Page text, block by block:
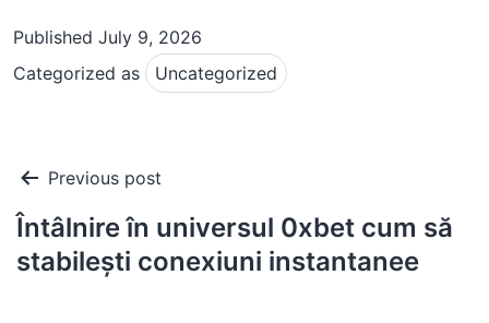
Published July 9, 2026
Categorized as
Uncategorized
Post
navigation
Previous post
Întâlnire în universul 0xbet cum să
stabilești conexiuni instantanee